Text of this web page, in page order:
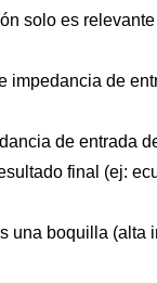
solo es
de
de entrada
final (ej:
boquilla (alta